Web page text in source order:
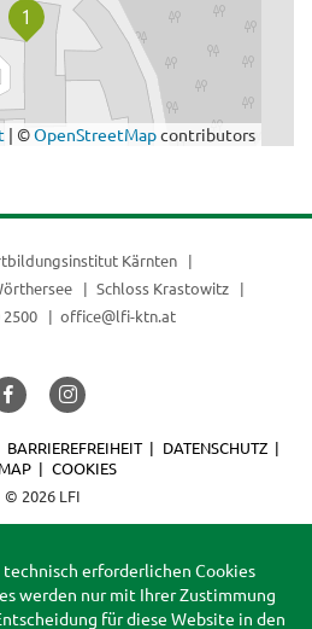
| ©OpenStreetMapcontributors
Kärnten
Schloss Krastowitz
2500
office@lfi-ktn.at
© 2026 LFI
BARRIEREFREIHEIT
DATENSCHUTZ
COOKIES
erforderlichen Cookies
werden nur mit Ihrer Zustimmung
für diese Website in den